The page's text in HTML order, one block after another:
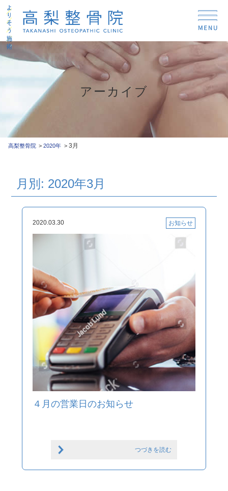
アーカイブ
高梨整骨院 2020年 3月
月別: 2020年3月
2020.03.30 お知らせ
４月の営業日のお知らせ
つづきを読む